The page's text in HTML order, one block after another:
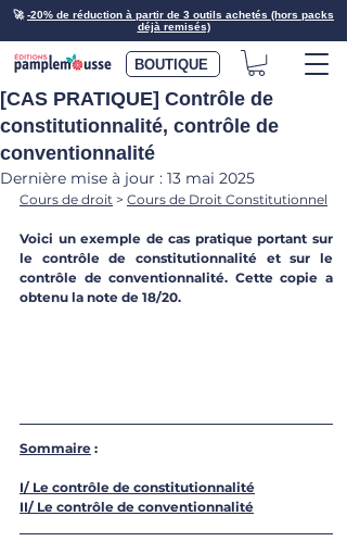
🚀-20% de réduction à partir de 3 outils achetés (hors packs
déjà remisés)
BOUTIQUE
[CAS PRATIQUE] Contrôle de
constitutionnalité, contrôle de
conventionnalité
Dernière mise à jour : 13 mai 2025
Cours de droit > Cours de Droit Constitutionnel
Voici un exemple de cas pratique portant sur
le contrôle de constitutionnalité et sur le
contrôle de conventionnalité. Cette copie a
obtenu la note de 18/20.
Sommaire :
I/ Le contrôle de constitutionnalité
II/ Le contrôle de conventionnalité